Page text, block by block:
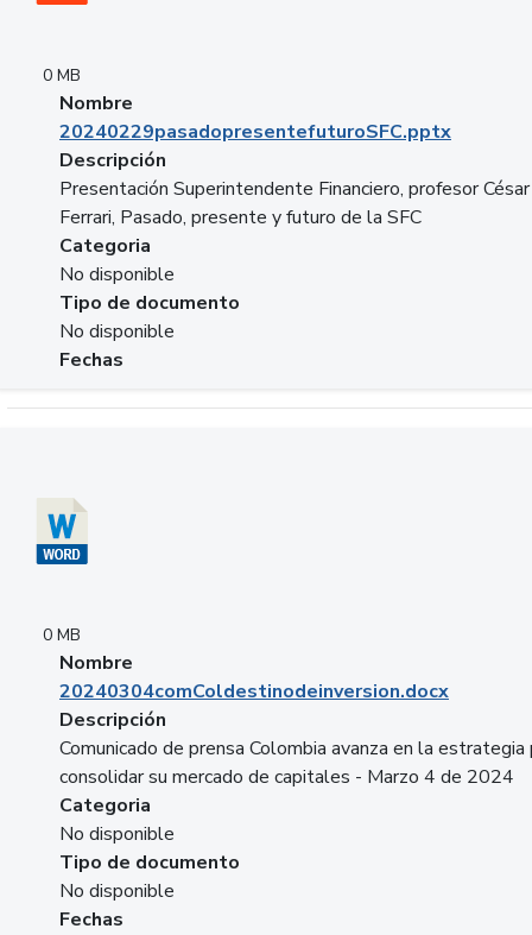
0 MB
Nombre
20240229pasadopresentefuturoSFC.pptx
Descripción
Presentación Superintendente Financiero, profesor César
Ferrari, Pasado, presente y futuro de la SFC
Categoria
No disponible
Tipo de documento
No disponible
Fechas
0 MB
Nombre
20240304comColdestinodeinversion.docx
Descripción
Comunicado de prensa Colombia avanza en la estrategia
consolidar su mercado de capitales - Marzo 4 de 2024
Categoria
No disponible
Tipo de documento
No disponible
Fechas